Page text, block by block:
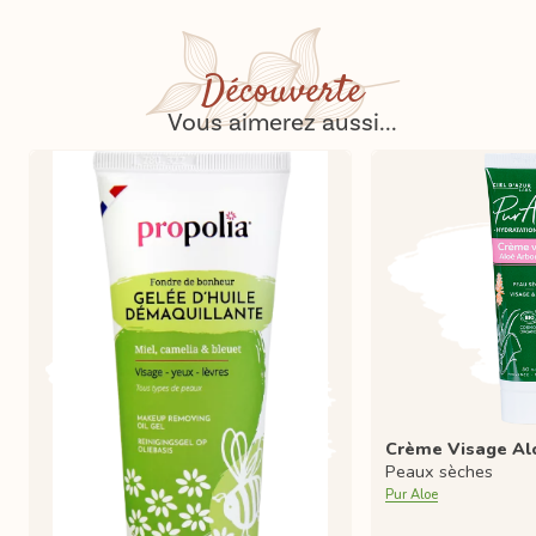
Découverte
Vous aimerez aussi...
Crème Visage
Peaux sèches
Pur Aloe